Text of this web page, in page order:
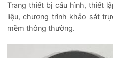
Trang thiết bị cấu hình, thiết
liệu, chương trình khảo sát
mềm thông thường.